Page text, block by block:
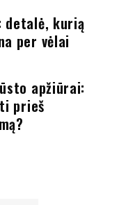
detalė, kurią
per vėlai
apžiūrai:
prieš